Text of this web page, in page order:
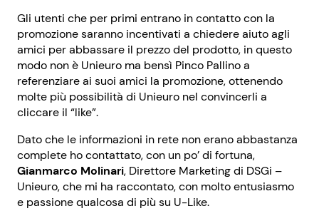
Gli utenti che per primi entrano in contatto con la
promozione saranno incentivati a chiedere aiuto agli
amici per abbassare il prezzo del prodotto, in questo
modo non è Unieuro ma bensì Pinco Pallino a
referenziare ai suoi amici la promozione, ottenendo
molte più possibilità di Unieuro nel convincerli a
cliccare il “like”.
Dato che le informazioni in rete non erano abbastanza
complete ho contattato, con un po’ di fortuna,
Gianmarco Molinari, Direttore Marketing di DSGi –
Unieuro, che mi ha raccontato, con molto entusiasmo
e passione qualcosa di più su U-Like.